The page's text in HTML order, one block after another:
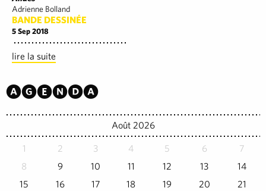
Adrienne Bolland
BANDE DESSINÉE
5 Sep 2018
lire la suite
Agenda
Août 2026
1 2 3 4 5 6
7
8
9 10 11 12 13
14
15
16 17 18 19 20
21